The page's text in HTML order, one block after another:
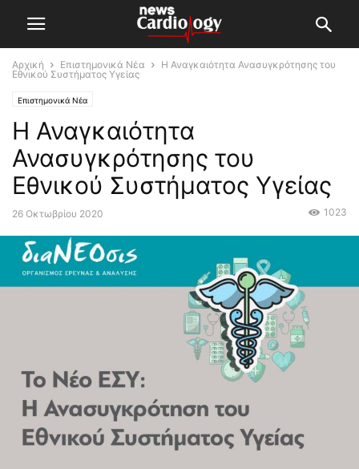
Αρχική Επιστημονικά Νέα
Η Αναγκαιότητα Ανασυγκρότησης του
Εθνικού Συστήματος Υγείας
Επιστημονικά Νέα
Η Αναγκαιότητα
Ανασυγκρότησης του
Εθνικού Συστήματος Υγείας
26 Οκτωβρίου 2020 1023